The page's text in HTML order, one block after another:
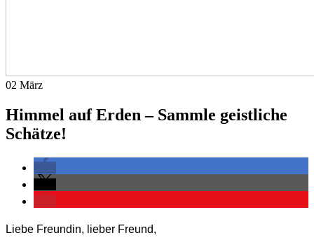
02 März
Himmel auf Erden – Sammle geistliche
Schätze!
Liebe Freundin, lieber Freund,